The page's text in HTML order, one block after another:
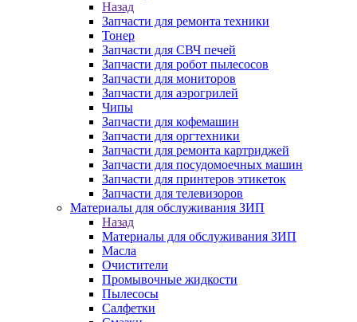
Назад
Запчасти для ремонта техники
Тонер
Запчасти для СВЧ печей
Запчасти для робот пылесосов
Запчасти для мониторов
Запчасти для аэрогрилей
Чипы
Запчасти для кофемашин
Запчасти для оргтехники
Запчасти для ремонта картриджей
Запчасти для посудомоечных машин
Запчасти для принтеров этикеток
Запчасти для телевизоров
Материалы для обслуживания ЗИП
Назад
Материалы для обслуживания ЗИП
Масла
Очистители
Промывочные жидкости
Пылесосы
Салфетки